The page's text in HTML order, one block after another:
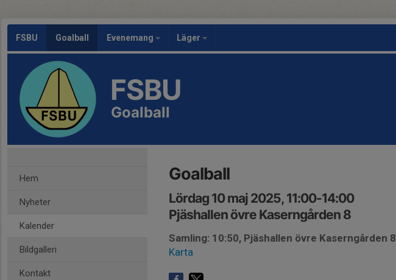
FSBU Goalball Evenemang Läger
FSBU
Goalball
Hem
Nyheter
Kalender
Bildgalleri
Kontakt
Goalball
Lördag 10 maj 2025, 11:00-14:00
Pjäshallen övre Kaserngården 8
Samling: 10:50, Pjäshallen övre Kaserngården 8
Karta